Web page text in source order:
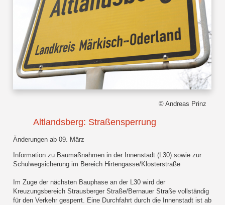
© Andreas Prinz
Altlandsberg: Straßensperrung
Änderungen ab 09. März
Information zu Baumaßnahmen in der Innenstadt (L30) sowie zur
Schulwegsicherung im Bereich Hirtengasse/Klosterstraße
Im Zuge der nächsten Bauphase an der L30 wird der
Kreuzungsbereich Strausberger Straße/Bernauer Straße vollständig
für den Verkehr gesperrt. Eine Durchfahrt durch die Innenstadt ist ab